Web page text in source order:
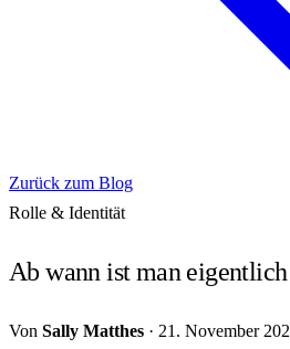
Zurück zum Blog
Rolle & Identität
Ab wann ist man
Von Sally Matthes · 21. November